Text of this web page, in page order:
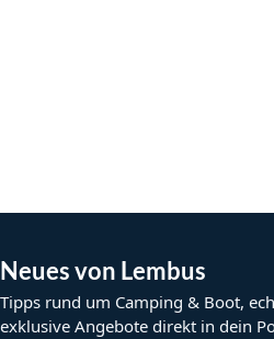
Neues von Lembus
Tipps rund um Camping & Boot,
exklusive Angebote direkt in dein